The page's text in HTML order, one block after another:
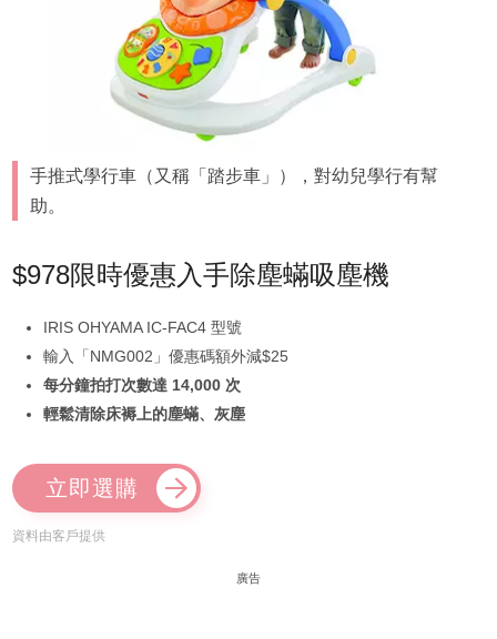
手推式學行車（又稱「踏步車」），對幼兒學行有幫
助。
$978限時優惠入手除塵蟎吸塵機
IRIS OHYAMA IC-FAC4 型號
輸入「NMG002」優惠碼額外減$25
每分鐘拍打次數達 14,000 次
輕鬆清除床褥上的塵蟎、灰塵
立即選購
資料由客戶提供
廣告